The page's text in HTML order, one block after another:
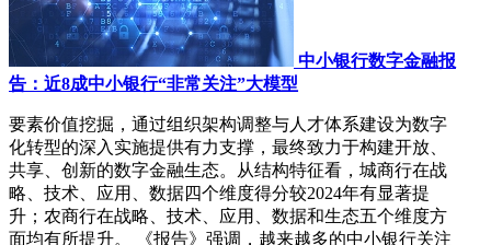
中小银行数字金融报
告：近8成中小银行“非常关注”大模型
要素价值挖掘，通过组织架构调整与人才体系建设为数字
化转型的深入实施提供有力支撑，最终致力于构建开放、
共享、创新的数字金融生态。从结构特征看，城商行在战
略、技术、应用、数据四个维度得分较2024年有显著提
升；农商行在战略、技术、应用、数据和生态五个维度方
面均有所提升。 《报告》强调，越来越多的中小银行关注